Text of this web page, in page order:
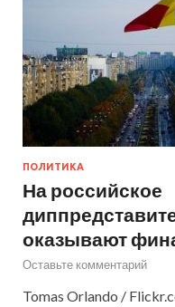
ПОЛИТИКА
На российское
оказывают
Оставьте комментарий
Tomas Orlando /